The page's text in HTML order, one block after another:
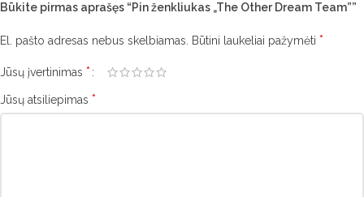
Būkite pirmas aprašęs “Pin ženkliukas „The Other Dream Team””
El. pašto adresas nebus skelbiamas. Būtini laukeliai pažymėti *
Jūsų įvertinimas *
Jūsų atsiliepimas *